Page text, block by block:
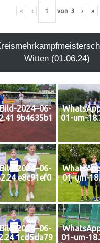
« ‹ von 3 › »
Wit­ten (01.06.24)
2024–06-
9b4635b1
01-um-
2024–06-
e8c91ef0
01-um-
2024–06-
1cd5da79
01-um-